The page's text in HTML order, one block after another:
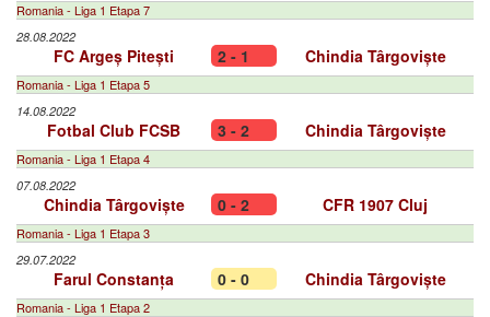
Romania - Liga 1 Etapa 7
28.08.2022
FC Argeș Pitești 2 - 1 Chindia Târgoviște
Romania - Liga 1 Etapa 5
14.08.2022
Fotbal Club FCSB 3 - 2 Chindia Târgoviște
Romania - Liga 1 Etapa 4
07.08.2022
Chindia Târgoviște 0 - 2 CFR 1907 Cluj
Romania - Liga 1 Etapa 3
29.07.2022
Farul Constanța 0 - 0 Chindia Târgoviște
Romania - Liga 1 Etapa 2